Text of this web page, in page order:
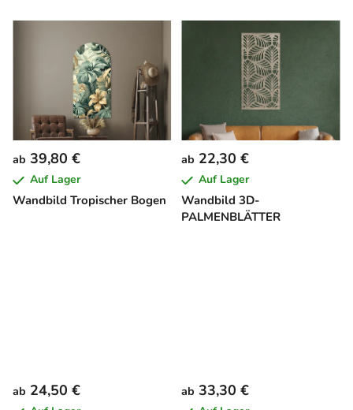
Wandbild Tropischer Bogen
ab 39,80 €
Auf Lager
Wandbild 3D-
PALMENBLÄTTER
ab 22,30 €
Auf Lager
ab 24,50 € ab 33,30 €